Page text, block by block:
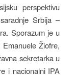
perspektivu
Srbija –
Sporazum je u
Žiofre,
sekretarka u
i nacionalni IPA